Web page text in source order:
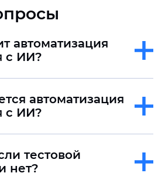
автоматизация
с ИИ?
автоматизация
с ИИ?
тестовой
нет?